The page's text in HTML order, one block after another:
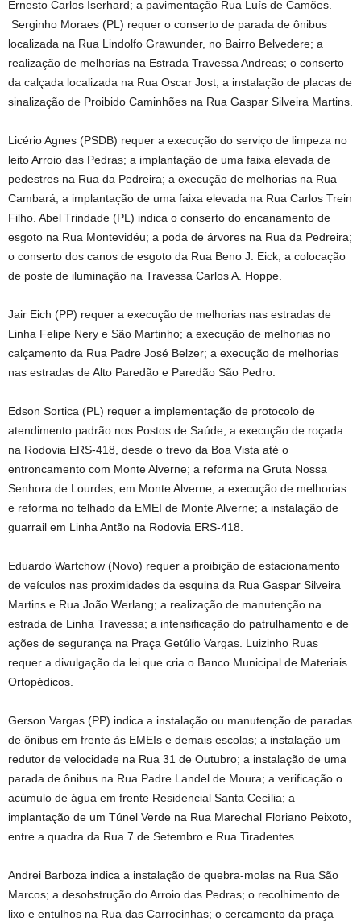
Ernesto Carlos Iserhard; a pavimentação Rua Luís de Camões.
Serginho Moraes (PL) requer o conserto de parada de ônibus
localizada na Rua Lindolfo Grawunder, no Bairro Belvedere; a
realização de melhorias na Estrada Travessa Andreas; o conserto
da calçada localizada na Rua Oscar Jost; a instalação de placas de
sinalização de Proibido Caminhões na Rua Gaspar Silveira Martins.
Licério Agnes (PSDB) requer a execução do serviço de limpeza no
leito Arroio das Pedras; a implantação de uma faixa elevada de
pedestres na Rua da Pedreira; a execução de melhorias na Rua
Cambará; a implantação de uma faixa elevada na Rua Carlos Trein
Filho. Abel Trindade (PL) indica o conserto do encanamento de
esgoto na Rua Montevidéu; a poda de árvores na Rua da Pedreira;
o conserto dos canos de esgoto da Rua Beno J. Eick; a colocação
de poste de iluminação na Travessa Carlos A. Hoppe.
Jair Eich (PP) requer a execução de melhorias nas estradas de
Linha Felipe Nery e São Martinho; a execução de melhorias no
calçamento da Rua Padre José Belzer; a execução de melhorias
nas estradas de Alto Paredão e Paredão São Pedro.
Edson Sortica (PL) requer a implementação de protocolo de
atendimento padrão nos Postos de Saúde; a execução de roçada
na Rodovia ERS-418, desde o trevo da Boa Vista até o
entroncamento com Monte Alverne; a reforma na Gruta Nossa
Senhora de Lourdes, em Monte Alverne; a execução de melhorias
e reforma no telhado da EMEI de Monte Alverne; a instalação de
guarrail em Linha Antão na Rodovia ERS-418.
Eduardo Wartchow (Novo) requer a proibição de estacionamento
de veículos nas proximidades da esquina da Rua Gaspar Silveira
Martins e Rua João Werlang; a realização de manutenção na
estrada de Linha Travessa; a intensificação do patrulhamento e de
ações de segurança na Praça Getúlio Vargas. Luizinho Ruas
requer a divulgação da lei que cria o Banco Municipal de Materiais
Ortopédicos.
Gerson Vargas (PP) indica a instalação ou manutenção de paradas
de ônibus em frente às EMEIs e demais escolas; a instalação um
redutor de velocidade na Rua 31 de Outubro; a instalação de uma
parada de ônibus na Rua Padre Landel de Moura; a verificação o
acúmulo de água em frente Residencial Santa Cecília; a
implantação de um Túnel Verde na Rua Marechal Floriano Peixoto,
entre a quadra da Rua 7 de Setembro e Rua Tiradentes.
Andrei Barboza indica a instalação de quebra-molas na Rua São
Marcos; a desobstrução do Arroio das Pedras; o recolhimento de
lixo e entulhos na Rua das Carrocinhas; o cercamento da praça